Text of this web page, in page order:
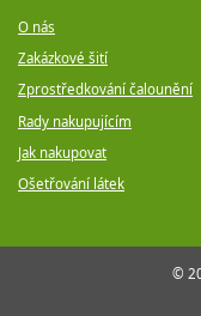
O nás
Zakázkové šití
Zprostředkování čalounění
Rady nakupujícím
Jak nakupovat
Ošetřování látek
©